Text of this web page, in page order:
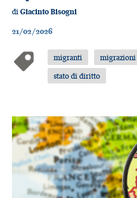
di Giacinto Bisogni
21/02/2026
migranti migrazioni
stato di diritto